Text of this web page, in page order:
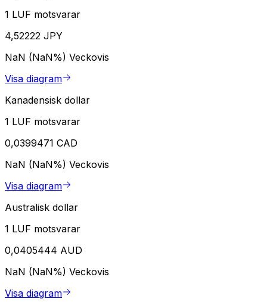
1 LUF motsvarar
4,52222 JPY
NaN (NaN%) Veckovis
Visa diagram
Kanadensisk dollar
1 LUF motsvarar
0,0399471 CAD
NaN (NaN%) Veckovis
Visa diagram
Australisk dollar
1 LUF motsvarar
0,0405444 AUD
NaN (NaN%) Veckovis
Visa diagram